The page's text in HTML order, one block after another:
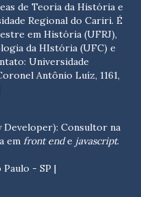
de Teoria da História e
Regional do Cariri. É
em História (UFRJ),
da HIstória (UFC) e
Universidade
Antônio Luíz, 1161,
Developer): Consultor na
em front ende javascript.
Paulo - SP |